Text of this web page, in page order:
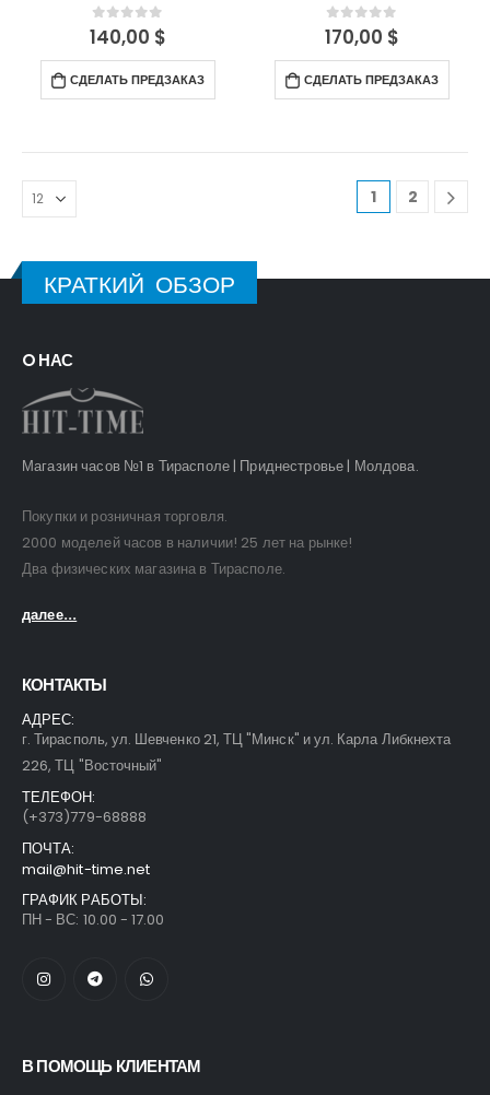
0out of 5
140,00 $
СДЕЛАТЬ ПРЕДЗАКАЗ
0out of 5
170,00 $
СДЕЛАТЬ ПРЕДЗАКАЗ
1 2
КРАТКИЙ ОБЗОР
O НАС
Магазин часов №1 в Тирасполе | Приднестровье | Молдова.
Покупки и розничная торговля.
2000 моделей часов в наличии! 25 лет на рынке!
Два физических магазина в Тирасполе.
далее...
КОНТАКТЫ
АДРЕС:
г. Тирасполь, ул. Шевченко 21, ТЦ "Минск" и ул. Карла Либкнехта
226, ТЦ "Восточный"
ТЕЛЕФОН:
(+373)779-68888
ПОЧТА:
mail@hit-time.net
ГРАФИК РАБОТЫ:
ПН - ВС: 10.00 - 17.00
В ПОМОЩЬ КЛИЕНТАМ